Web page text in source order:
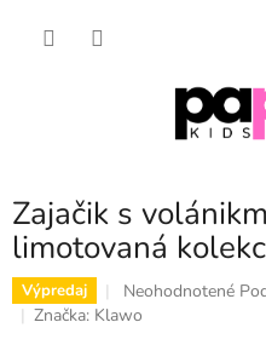
Zajačik s
limotovaná
Výpredaj
Priemerné
hodnotenie
Neohodnotené
Značka: Klawo